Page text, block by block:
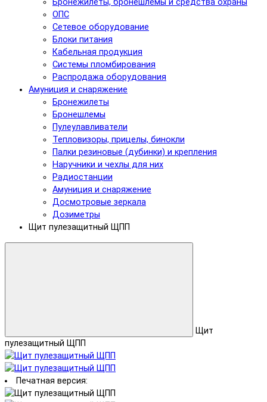
Бронежилеты, бронешлемы и средства охраны
ОПС
Сетевое оборудование
Блоки питания
Кабельная продукция
Системы пломбирования
Распродажа оборудования
Амуниция и снаряжение
Бронежилеты
Бронешлемы
Пулеулавливатели
Тепловизоры, прицелы, бинокли
Палки резиновые (дубинки) и крепления
Наручники и чехлы для них
Радиостанции
Амуниция и снаряжение
Досмотровые зеркала
Дозиметры
Щит пулезащитный ЩПП
Щит
пулезащитный ЩПП
Печатная версия: